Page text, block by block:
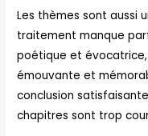
Les thèmes sont aussi
traitement manque
poétique et évocatrice,
émouvante et
conclusion
chapitres sont trop